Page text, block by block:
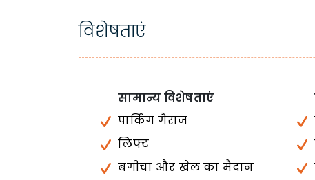
विशेषताएं
सामान्य विशेषताएं
पार्किंग गैराज
लिफ्ट
बगीचा और खेल का मैदान